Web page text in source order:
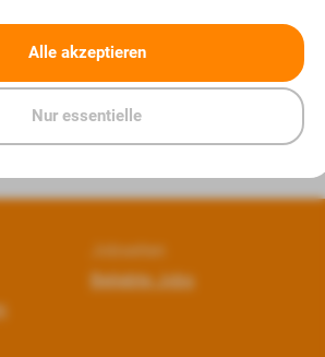
Jobseiten
Beliebte Jobs
Alle akzeptieren
Nur essentielle